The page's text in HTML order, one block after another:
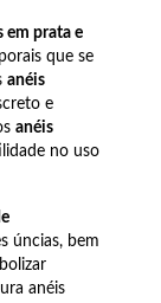
em prata e
que se
anéis
e
anéis
no uso
úncias, bem
anéis